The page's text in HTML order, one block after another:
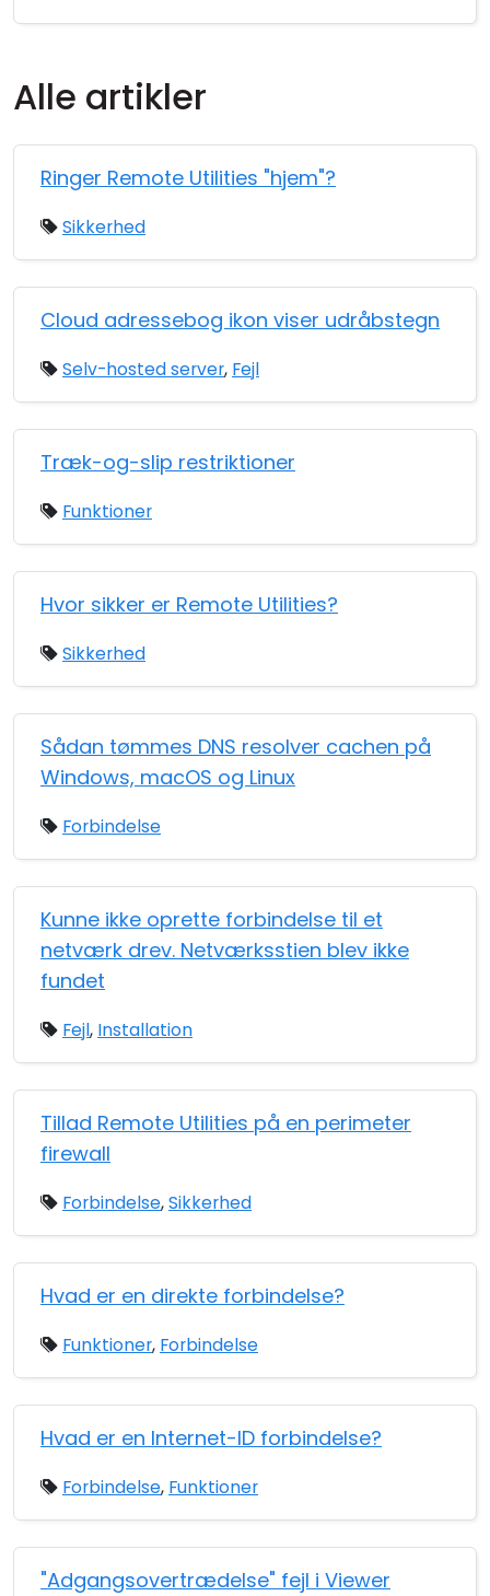
Alle artikler
Ringer Remote Utilities "hjem"?
Sikkerhed
Cloud adressebog ikon viser udråbstegn
Selv-hosted server, Fejl
Træk-og-slip restriktioner
Funktioner
Hvor sikker er Remote Utilities?
Sikkerhed
Sådan tømmes DNS resolver cachen på
Windows, macOS og Linux
Forbindelse
Kunne ikke oprette forbindelse til et
netværk drev. Netværksstien blev ikke
fundet
Fejl, Installation
Tillad Remote Utilities på en perimeter
firewall
Forbindelse,Sikkerhed
Hvad er en direkte forbindelse?
Funktioner, Forbindelse
Hvad er en Internet-ID forbindelse?
Forbindelse, Funktioner
"Adgangsovertrædelse" fejl i Viewer